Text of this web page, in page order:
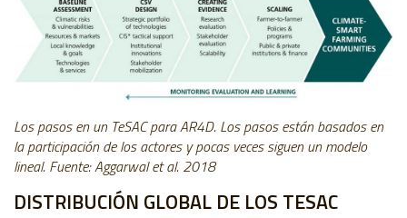
Los pasos en un TeSAC para AR4D. Los pasos están basados en
la participación de los actores y pocas veces siguen un modelo
lineal. Fuente: Aggarwal et al. 2018
DISTRIBUCIÓN GLOBAL DE LOS TESAC